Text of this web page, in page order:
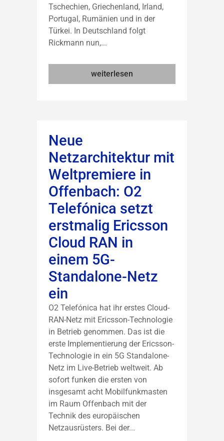
Tschechien, Griechenland, Irland,
Portugal, Rumänien und in der
Türkei. In Deutschland folgt
Rickmann nun,...
weiterlesen
Neue
Netzarchitektur mit
Weltpremiere in
Offenbach: O2
Telefónica setzt
erstmalig Ericsson
Cloud RAN in
einem 5G-
Standalone-Netz
ein
O2 Telefónica hat ihr erstes Cloud-
RAN-Netz mit Ericsson-Technologie
in Betrieb genommen. Das ist die
erste Implementierung der Ericsson-
Technologie in ein 5G Standalone-
Netz im Live-Betrieb weltweit. Ab
sofort funken die ersten von
insgesamt acht Mobilfunkmasten
im Raum Offenbach mit der
Technik des europäischen
Netzausrüsters. Bei der...